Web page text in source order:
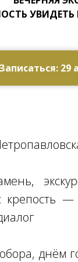
УВИДЕТЬ
Записаться: 29
крепость
днём